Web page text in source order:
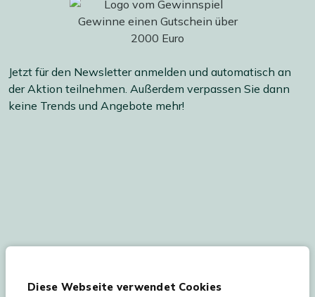
Diese Webseite verwendet Cookies
Jetzt für den Newsletter anmelden und automatisch an
der Aktion teilnehmen. Außerdem verpassen Sie dann
keine Trends und Angebote mehr!
Einstellungenverarbeitet. Abmeldung jederzeit